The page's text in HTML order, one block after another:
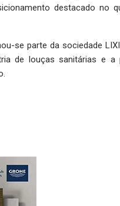
destacado no
se parte da sociedade
de louças sanitárias e